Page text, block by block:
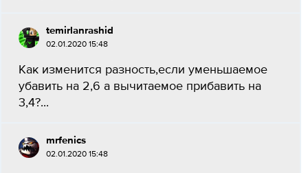
temirlanrashid
02.01.2020 15:48
Как изменится разность,если уменьшаемое
убавить на 2,6 а вычитаемое прибавить на
3,4?...
mrfenics
02.01.2020 15:48